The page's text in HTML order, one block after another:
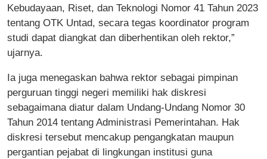
Kebudayaan, Riset, dan Teknologi Nomor 41 Tahun 2023
tentang OTK Untad, secara tegas koordinator program
studi dapat diangkat dan diberhentikan oleh rektor,”
ujarnya.
Ia juga menegaskan bahwa rektor sebagai pimpinan
perguruan tinggi negeri memiliki hak diskresi
sebagaimana diatur dalam Undang-Undang Nomor 30
Tahun 2014 tentang Administrasi Pemerintahan. Hak
diskresi tersebut mencakup pengangkatan maupun
pergantian pejabat di lingkungan institusi guna